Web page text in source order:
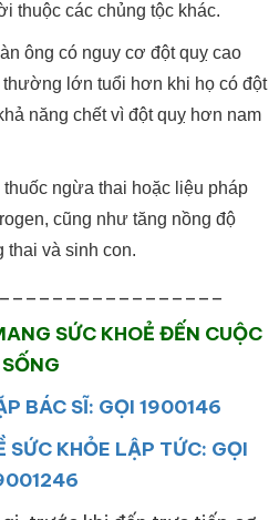
thuộc các chủng tộc khác.
ông có nguy cơ đột quỵ cao
lớn tuổi hơn khi họ có đột
năng chết vì đột quỵ hơn nam
ngừa thai hoặc liệu pháp
cũng như tăng nồng độ
thai và sinh con.
SỨC KHOẺ ĐẾN CUỘC
SỐNG
BÁC SĨ: GỌI 1900146
SỨC KHỎE LẬP TỨC: GỌI